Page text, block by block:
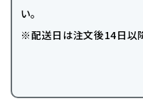
い。
※配送日は注文後14日以